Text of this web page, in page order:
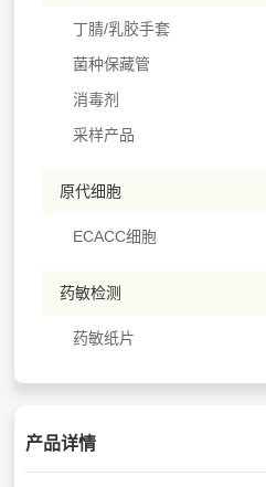
丁腈/乳胶手套
菌种保藏管
消毒剂
采样产品
原代细胞
ECACC细胞
药敏检测
药敏纸片
产品详情